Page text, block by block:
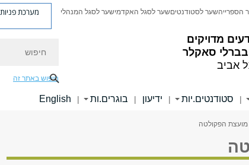
מדויקים
סאקלר
אביב
הספרייהשער לסטודנטיםשער לסגל האקדמישער לסגל המנהלי מערכת פניות
חיפוש באתר זה
| סטודנטים.יות | ידיעון | בוגרים.ות |
English
מועצת הפקולטה